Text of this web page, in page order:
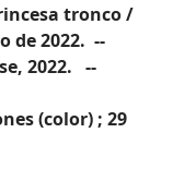
tronco /
de 2022. --
2022. --
(color) ; 29